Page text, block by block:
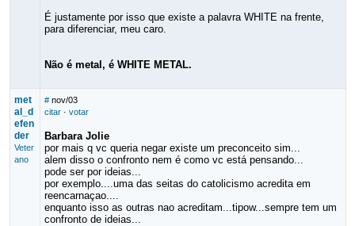
É justamente por isso que existe a palavra WHITE na frente,
para diferenciar, meu caro.
Não é metal, é WHITE METAL.
met
al_d
efen
der
Veter
ano
# nov/03
citar· votar
Barbara Jolie
por mais q vc queria negar existe um preconceito sim...
alem disso o confronto nem é como vc está pensando...
pode ser por ideias...
por exemplo....uma das seitas do catolicismo acredita em
reencarnaçao....
enquanto isso as outras nao acreditam...tipow...sempre tem um
confronto de ideias...